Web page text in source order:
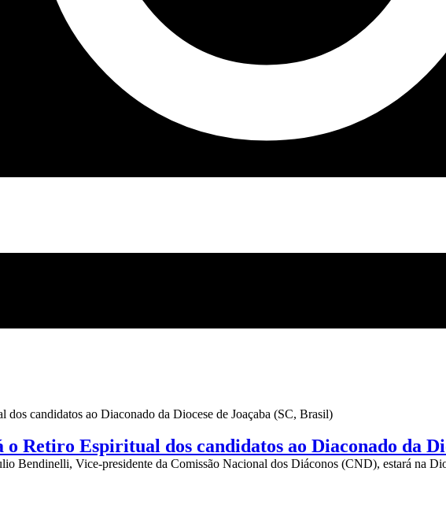
Retiro Espiritual dos candidatos ao Diaconado da
Bendinelli, Vice-presidente da Comissão Nacional dos Diáconos (CND), estará na